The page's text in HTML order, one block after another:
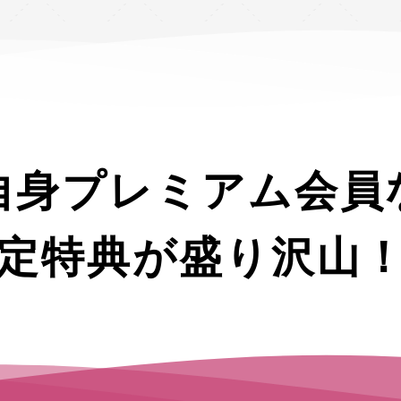
身プレミアム会員
特典が盛り沢山